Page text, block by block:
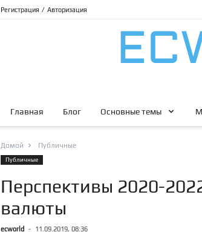
Регистрация / Авторизация
Главная Блог Основные темы
Домой Публичные
Публичные
Перспективы 2020-
валюты
ecworld - 11.09.2019, 08:36